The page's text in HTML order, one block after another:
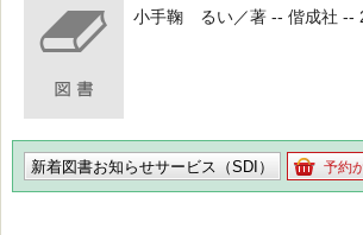
小手鞠 るい／著 -- 偕成社 --
新着図書お知らせサービス（SDI） 予約